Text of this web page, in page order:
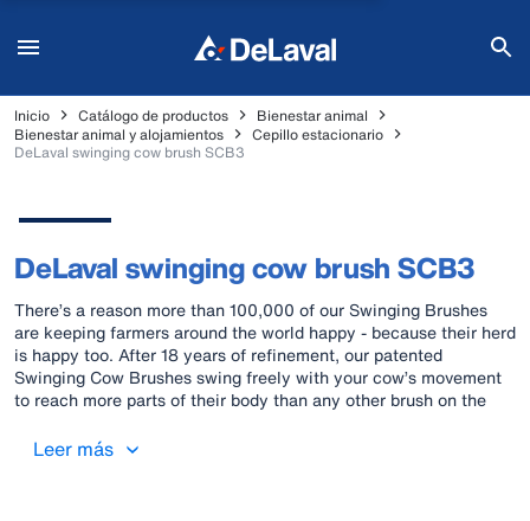
Inicio Catálogo de productos
Bienestar animal
Bienestar animal y alojamientos
Cepillo estacionario
DeLaval swinging cow brush SCB3
DeLaval swinging cow brush SCB3
There’s a reason more than 100,000 of our Swinging Brushes
are keeping farmers around the world happy - because their herd
is happy too. After 18 years of refinement, our patented
Swinging Cow Brushes swing freely with your cow’s movement
to reach more parts of their body than any other brush on the
and welfare, we think you’ll be happy too.
Leer más